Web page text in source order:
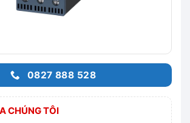
0827 888 528
CHÚNG TÔI